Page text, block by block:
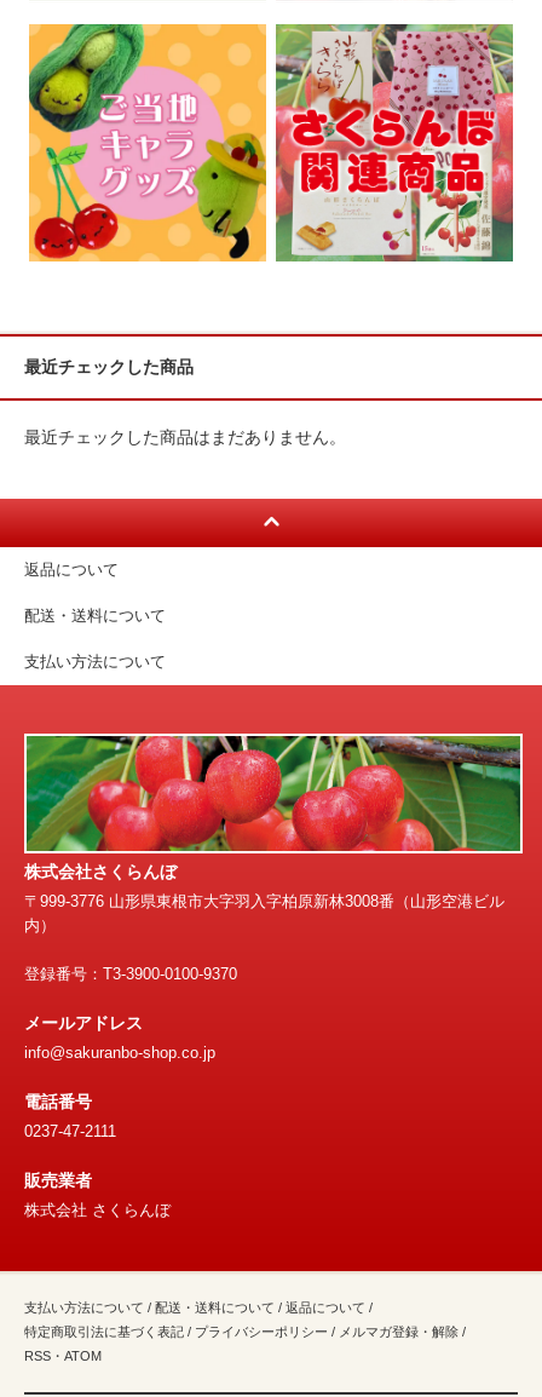
最近チェックした商品
最近チェックした商品はまだありません。
返品について
配送・送料について
支払い方法について
株式会社さくらんぼ
〒999-3776 山形県東根市大字羽入字柏原新林3008番（山形空港ビル
内）
登録番号：T3-3900-0100-9370
メールアドレス
info@sakuranbo-shop.co.jp
電話番号
0237-47-2111
販売業者
株式会社 さくらんぼ
支払い方法について / 配送・送料について / 返品について /
特定商取引法に基づく表記 / プライバシーポリシー / メルマガ登録・解除 /
RSS ・ ATOM